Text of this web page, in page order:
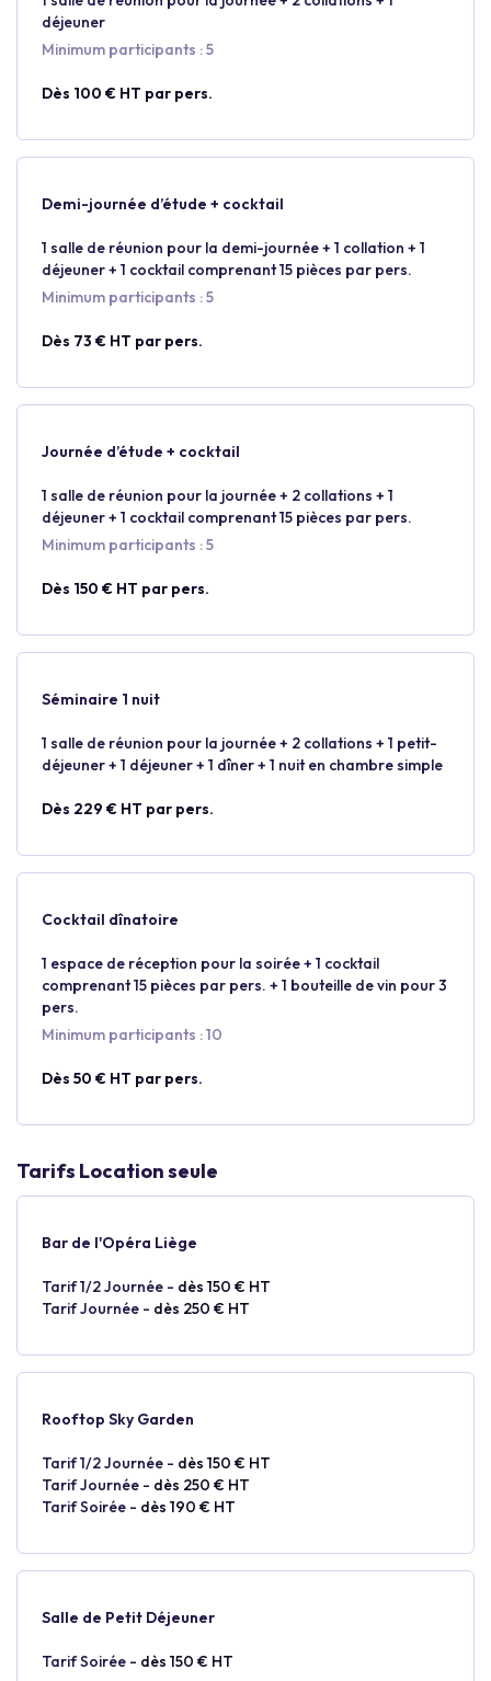
déjeuner
Minimum participants : 5
Dès 100 € HT par pers.
Demi-journée d’étude + cocktail
1 salle de réunion pour la demi-journée + 1 collation + 1
déjeuner + 1 cocktail comprenant 15 pièces par pers.
Minimum participants : 5
Dès 73 € HT par pers.
Journée d’étude + cocktail
1 salle de réunion pour la journée + 2 collations + 1
déjeuner + 1 cocktail comprenant 15 pièces par pers.
Minimum participants : 5
Dès 150 € HT par pers.
Séminaire 1 nuit
1 salle de réunion pour la journée + 2 collations + 1 petit-
déjeuner + 1 déjeuner + 1 dîner + 1 nuit en chambre simple
Dès 229 € HT par pers.
Cocktail dînatoire
1 espace de réception pour la soirée + 1 cocktail
comprenant 15 pièces par pers. + 1 bouteille de vin pour 3
pers.
Minimum participants : 10
Dès 50 € HT par pers.
Tarifs Location seule
Bar de l'Opéra Liège
Tarif 1/2 Journée - dès 150 € HT
Tarif Journée - dès 250 € HT
Rooftop Sky Garden
Tarif 1/2 Journée - dès 150 € HT
Tarif Journée - dès 250 € HT
Tarif Soirée - dès 190 € HT
Salle de Petit Déjeuner
Tarif Soirée - dès 150 € HT